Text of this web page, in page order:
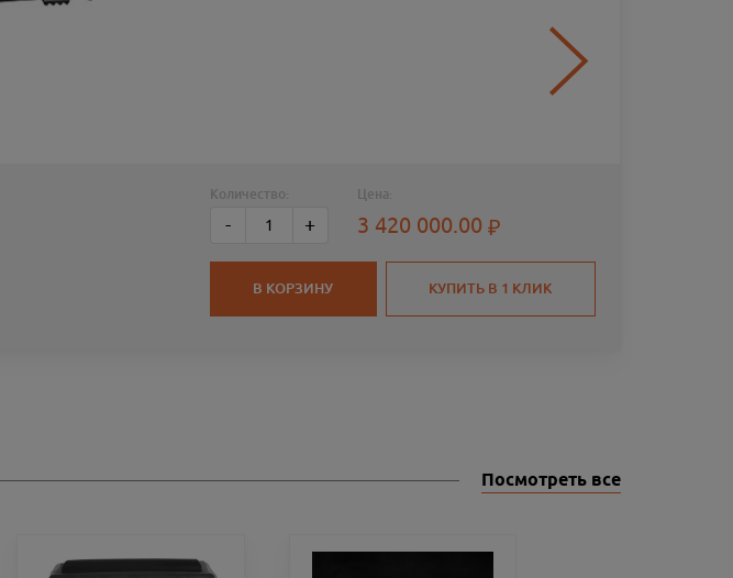
Количество:
- +
Цена:
3 420 000.00
В КОРЗИНУ КУПИТЬ В 1 КЛИК
Посмотреть все